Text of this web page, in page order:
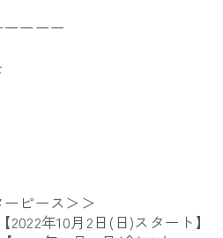
ーーー
ピース＞＞
年10月2日(日)スタート 】